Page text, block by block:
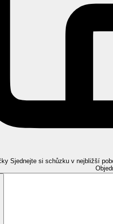
od hotelu.
Sjednejte si schůzku v nejbližší